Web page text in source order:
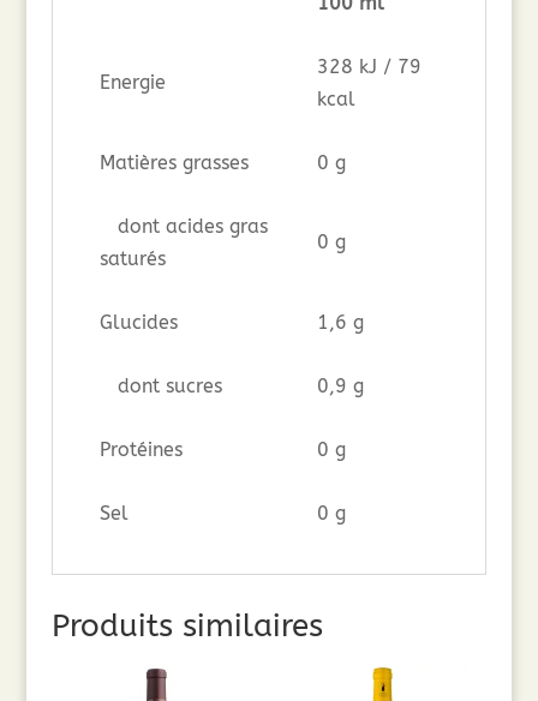
Energie
328 kJ / 79
kcal
Matières grasses 0 g
dont acides gras
saturés
0 g
Glucides 1,6 g
dont sucres 0,9 g
Protéines 0 g
Sel 0 g
Produits similaires